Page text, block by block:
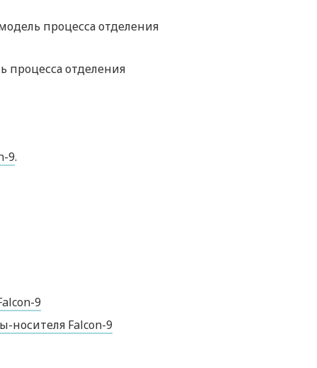
процесса отделения
процесса отделения
9.
9
носителя Falcon-9